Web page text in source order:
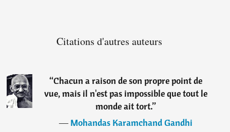
Citations d'autres auteurs
“Chacun a raison de son propre point de
vue, mais il n'est pas impossible que tout le
monde ait tort.”
―Mohandas Karamchand Gandhi